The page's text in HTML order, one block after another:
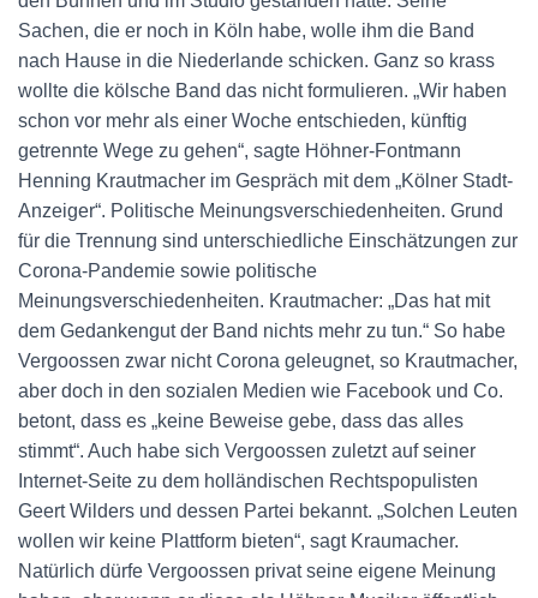
Sachen, die er noch in Köln habe, wolle ihm die Band
nach Hause in die Niederlande schicken. Ganz so krass
wollte die kölsche Band das nicht formulieren. „Wir haben
schon vor mehr als einer Woche entschieden, künftig
getrennte Wege zu gehen“, sagte Höhner-Fontmann
Henning Krautmacher im Gespräch mit dem „Kölner Stadt-
Anzeiger“. Politische Meinungsverschiedenheiten. Grund
für die Trennung sind unterschiedliche Einschätzungen zur
Corona-Pandemie sowie politische
Meinungsverschiedenheiten. Krautmacher: „Das hat mit
dem Gedankengut der Band nichts mehr zu tun.“ So habe
Vergoossen zwar nicht Corona geleugnet, so Krautmacher,
aber doch in den sozialen Medien wie Facebook und Co.
betont, dass es „keine Beweise gebe, dass das alles
stimmt“. Auch habe sich Vergoossen zuletzt auf seiner
Internet-Seite zu dem holländischen Rechtspopulisten
Geert Wilders und dessen Partei bekannt. „Solchen Leuten
wollen wir keine Plattform bieten“, sagt Kraumacher.
Natürlich dürfe Vergoossen privat seine eigene Meinung